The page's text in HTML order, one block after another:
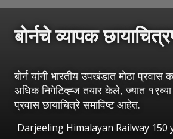
बोर्नचे व्यापक
बोर्न यांनी भारतीय उपखंडात मोठा
अधिक निगेटिव्ह्ज तयार केले, ज्यात
प्रवास छायाचित्रे समाविष्ट आहेत.
Darjeeling Himalayan Railway 150